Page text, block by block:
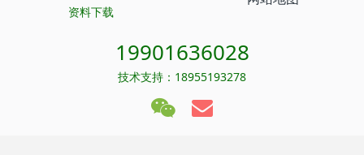
资料下载
19901636028
技术支持：18955193278